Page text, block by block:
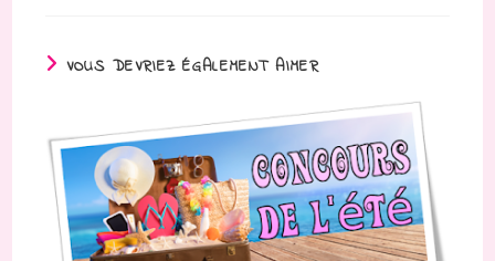
VOUS DEVRIEZ ÉGALEMENT AIMER